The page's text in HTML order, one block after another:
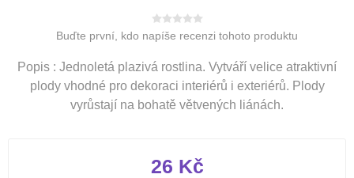
Buďte první, kdo napíše recenzi tohoto produktu
Popis : Jednoletá plazivá rostlina. Vytváří velice atraktivní
plody vhodné pro dekoraci interiérů i exteriérů. Plody
vyrůstají na bohatě větvených liánách.
26 Kč